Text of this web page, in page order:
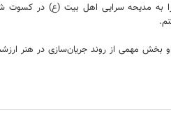
را به مدیحه سرایی اهل بیت (ع) در
او بخش مهمی از روند جریان‌سازی در هنر